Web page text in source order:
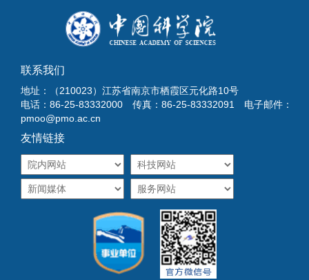
联系我们
地址：（210023）江苏省南京市栖霞区元化路10号
电话：86-25-83332000 传真：86-25-83332091 电子邮件：
pmoo@pmo.ac.cn
友情链接